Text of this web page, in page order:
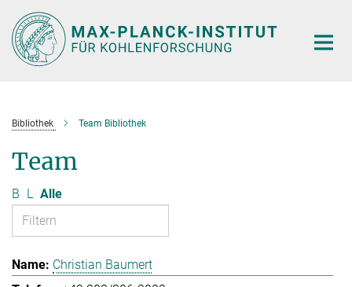
Hauptinhalt
Bibliothek Team Bibliothek
Team
B L Alle
Christian Baumert